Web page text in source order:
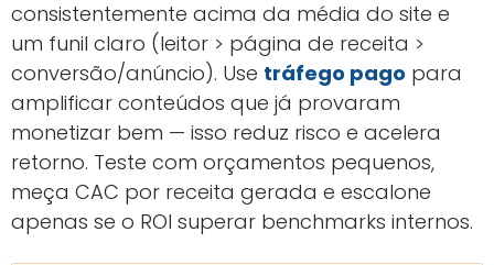
consistentemente acima da média do site e
um funil claro (leitor > página de receita >
conversão/anúncio). Use tráfego pago para
amplificar conteúdos que já provaram
monetizar bem — isso reduz risco e acelera
retorno. Teste com orçamentos pequenos,
meça CAC por receita gerada e escalone
apenas se o ROI superar benchmarks internos.